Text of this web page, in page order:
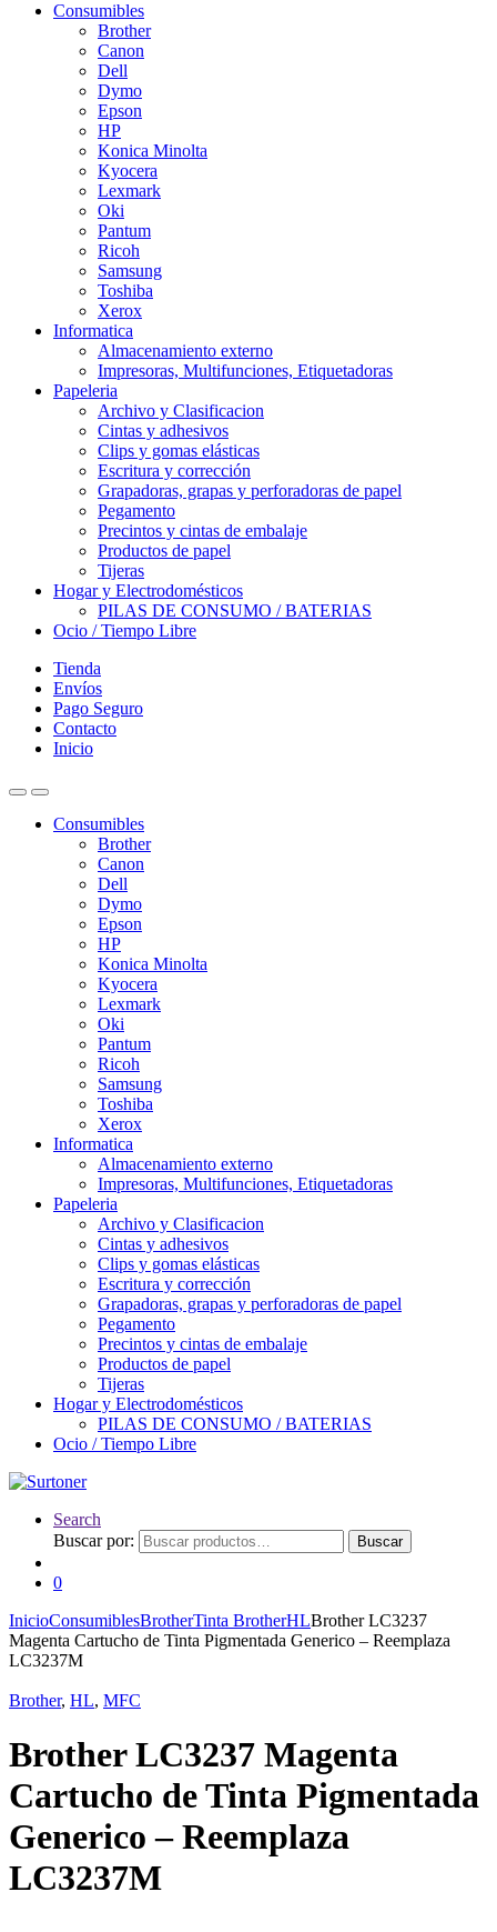
Consumibles
Brother
Canon
Dell
Dymo
Epson
HP
Konica Minolta
Kyocera
Lexmark
Oki
Pantum
Ricoh
Samsung
Toshiba
Xerox
Informatica
Almacenamiento externo
Impresoras, Multifunciones, Etiquetadoras
Papeleria
Archivo y Clasificacion
Cintas y adhesivos
Clips y gomas elásticas
Escritura y corrección
Grapadoras, grapas y perforadoras de papel
Pegamento
Precintos y cintas de embalaje
Productos de papel
Tijeras
Hogar y Electrodomésticos
PILAS DE CONSUMO / BATERIAS
Ocio / Tiempo Libre
Tienda
Envíos
Pago Seguro
Contacto
Inicio
Consumibles
Brother
Canon
Dell
Dymo
Epson
HP
Konica Minolta
Kyocera
Lexmark
Oki
Pantum
Ricoh
Samsung
Toshiba
Xerox
Informatica
Almacenamiento externo
Impresoras, Multifunciones, Etiquetadoras
Papeleria
Archivo y Clasificacion
Cintas y adhesivos
Clips y gomas elásticas
Escritura y corrección
Grapadoras, grapas y perforadoras de papel
Pegamento
Precintos y cintas de embalaje
Productos de papel
Tijeras
Hogar y Electrodomésticos
PILAS DE CONSUMO / BATERIAS
Ocio / Tiempo Libre
Search
Buscar por:
Buscar
0
InicioConsumiblesBrotherTinta BrotherHLBrother LC3237
Magenta Cartucho de Tinta Pigmentada Generico – Reemplaza
LC3237M
Brother, HL, MFC
Brother LC3237 Magenta
Cartucho de Tinta Pigmentada
Generico – Reemplaza
LC3237M